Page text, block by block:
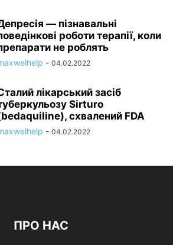
— пізнавальні
роботи терапії, коли
не роблять
- 04.02.2022
лікарський засіб
Sirturo
схвалений FDA
- 04.02.2022
ПРО НАС